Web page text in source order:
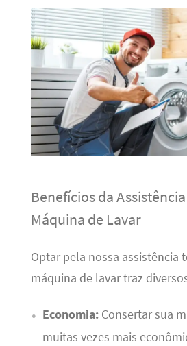
Benefícios da
Máquina de Lavar
Optar pela nossa assistência
máquina de lavar traz
Economia:Consertar sua
muitas vezes mais